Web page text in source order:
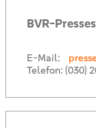
BVR-
E-Mail:
Telefon: (030)